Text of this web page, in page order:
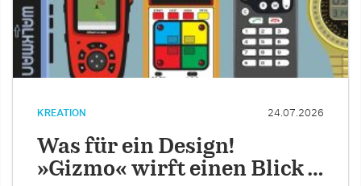
KREATION 24.07.2026
Was für ein Design!
»Gizmo« wirft einen Blick …